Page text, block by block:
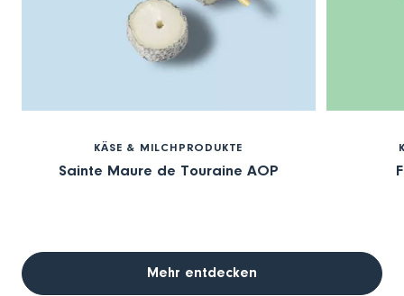
KÄSE & MILCHPRODUKTE
Sainte Maure de Touraine AOP
Mehr entdecken